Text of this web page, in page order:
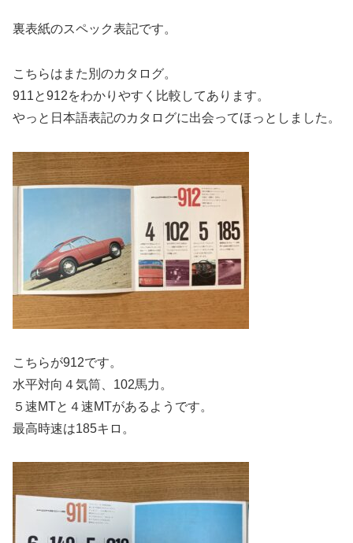
裏表紙のスペック表記です。
こちらはまた別のカタログ。
911と912をわかりやすく比較してあります。
やっと日本語表記のカタログに出会ってほっとしました。
こちらが912です。
水平対向４気筒、102馬力。
５速MTと４速MTがあるようです。
最高時速は185キロ。